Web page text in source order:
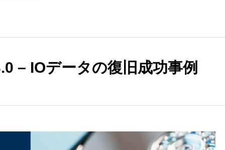
– IOデータの復旧成功事例